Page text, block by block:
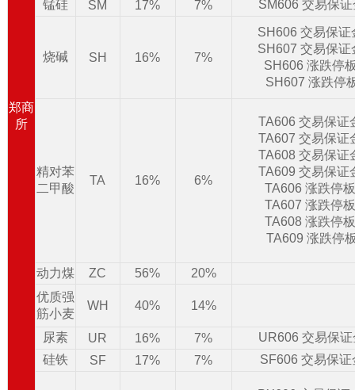
郑商
所
锰硅
SM 17% 7% SM606 交易保
烧碱 SH 16% 7%
SH606 交易保
SH607 交易保
SH606 涨跌停
SH607 涨跌停
精对苯
二甲酸
TA 16% 6%
TA606 交易保
TA607 交易保
TA608 交易保
TA609 交易保
TA606 涨跌停
TA607 涨跌停
TA608 涨跌停
TA609 涨跌停
动力煤 ZC 56%
20%
优质强
筋小麦
WH 40% 14%
尿素 UR 16% 7%
UR606 交易保
硅铁
SF 17% 7% SF606 交易保